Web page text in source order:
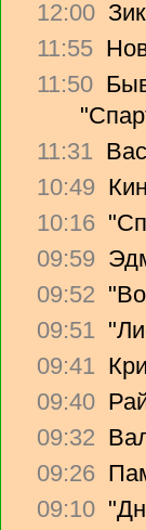
12:00
11:55
11:50
11:31
10:49
10:16
09:59
09:52
09:51
09:41
09:40
09:32
09:26
09:10